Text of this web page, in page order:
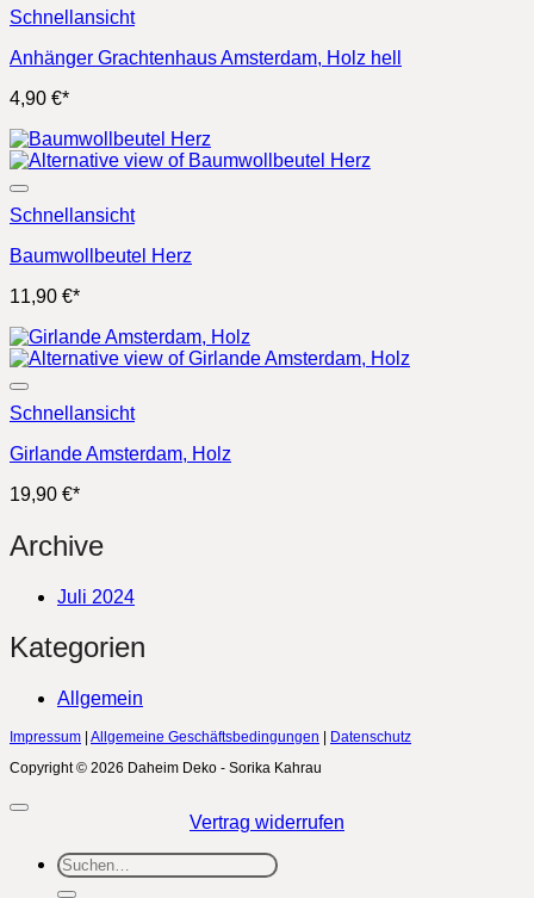
Schnellansicht
Anhänger Grachtenhaus Amsterdam, Holz hell
4,90 €*
Schnellansicht
Baumwollbeutel Herz
11,90 €*
Schnellansicht
Girlande Amsterdam, Holz
19,90 €*
Archive
Juli 2024
Kategorien
Allgemein
Impressum Allgemeine Geschäftsbedingungen
Datenschutz
Copyright © 2026 Daheim Deko - Sorika Kahrau
Vertrag widerrufen
Suchen
nach: